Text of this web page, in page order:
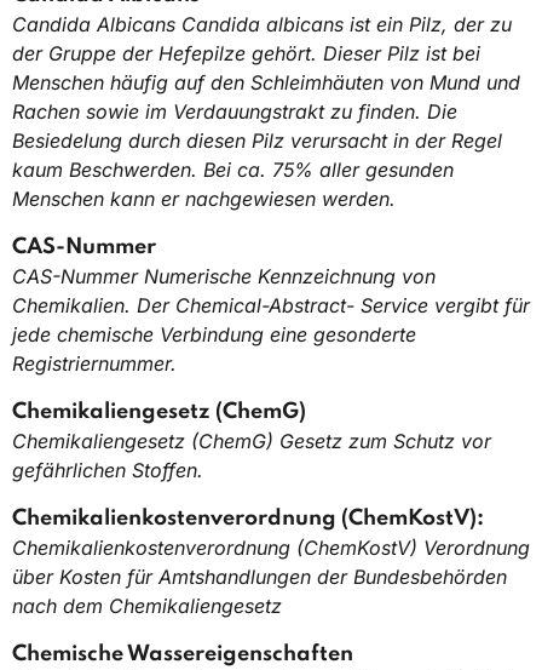
Candida Albicans Candida albicans ist ein Pilz, der zu
der Gruppe der Hefepilze gehört. Dieser Pilz ist bei
Menschen häufig auf den Schleimhäuten von Mund und
Rachen sowie im Verdauungstrakt zu finden. Die
Besiedelung durch diesen Pilz verursacht in der Regel
kaum Beschwerden. Bei ca. 75% aller gesunden
Menschen kann er nachgewiesen werden.
CAS-Nummer
CAS-Nummer Numerische Kennzeichnung von
Chemikalien. Der Chemical-Abstract- Service vergibt für
jede chemische Verbindung eine gesonderte
Registriernummer.
Chemikaliengesetz (ChemG)
Chemikaliengesetz (ChemG) Gesetz zum Schutz vor
gefährlichen Stoffen.
Chemikalienkostenverordnung (ChemKostV):
Chemikalienkostenverordnung (ChemKostV) Verordnung
über Kosten für Amtshandlungen der Bundesbehörden
nach dem Chemikaliengesetz
Chemische Wassereigenschaften